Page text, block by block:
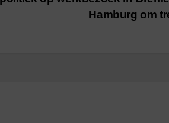
Hamburg om